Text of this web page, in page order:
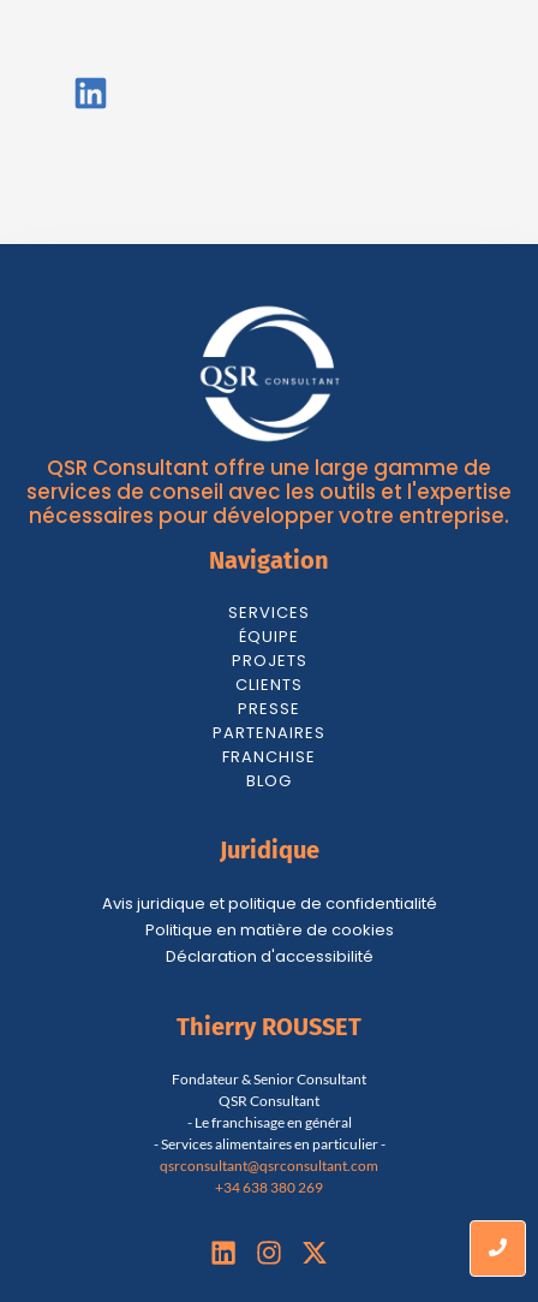
QSR Consultant offre une large gamme de
services de conseil avec les outils et l'expertise
nécessaires pour développer votre entreprise.
Navigation
SERVICES
ÉQUIPE
PROJETS
CLIENTS
PRESSE
PARTENAIRES
FRANCHISE
BLOG
Juridique
Avis juridique et politique de confidentialité
Politique en matière de cookies
Déclaration d'accessibilité
Thierry ROUSSET
Fondateur & Senior Consultant
QSR Consultant
- Le franchisage en général
- Services alimentaires en particulier -
qsrconsultant@qsrconsultant.com
+34 638 380 269